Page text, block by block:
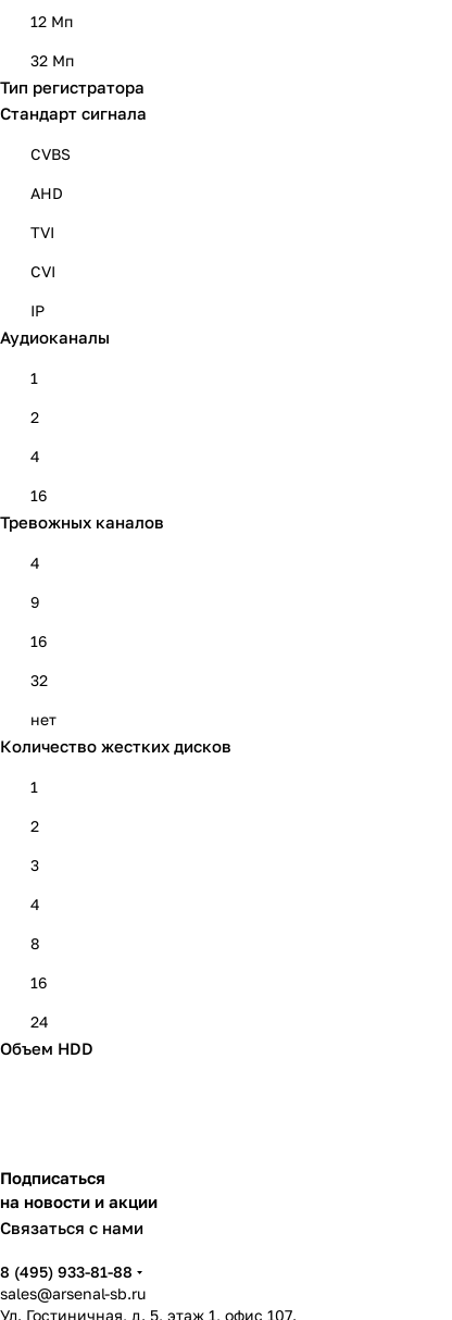
12 Мп
32 Мп
Тип регистратора
Стандарт сигнала
CVBS
AHD
TVI
CVI
IP
Аудиоканалы
1
2
4
16
Тревожных каналов
4
9
16
32
нет
Количество жестких дисков
1
2
3
4
8
16
24
Объем HDD
Подписаться
на новости и акции
Связаться с нами
8 (495) 933-81-88
sales@arsenal-sb.ru
Ул. Гостиничная, д. 5, этаж 1, офис 107.